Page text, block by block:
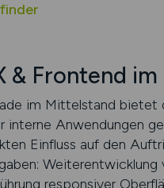
& Frontend
im Mittelstand bietet
interne Anwendungen
Einfluss auf den
responsiver